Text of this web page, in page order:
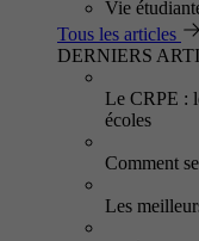
Vie
Tous les articles
DERNIERS
Le CRPE :
écoles
Comment
Les